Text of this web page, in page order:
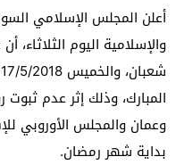
أعلن المجلس الإسلامي
والإسلامية اليوم
المبارك، وذلك إثر عدم ثبوت
وعمان والمجلس الأوروبي
بداية شهر رمضان.